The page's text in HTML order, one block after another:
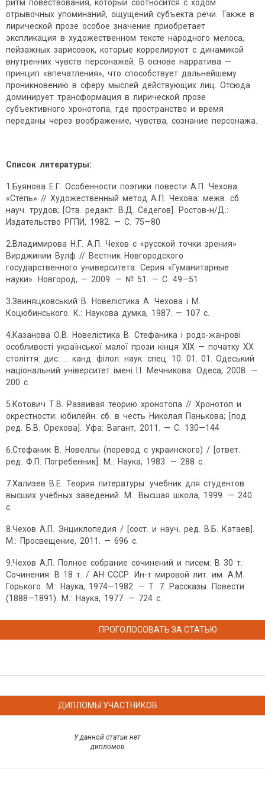
ритм повествования, который соотносится с ходом
отрывочных упоминаний, ощущений субъекта речи. Также в
лирической прозе особое значение приобретает
экспликация в художественном тексте народного мелоса,
пейзажных зарисовок, которые коррелируют с динамикой
внутренних чувств персонажей. В основе нарратива —
принцип «впечатления», что способствует дальнейшему
проникновению в сферу мыслей действующих лиц. Отсюда
доминирует трансформация в лирической прозе
субъективного хронотопа, где пространство и время
переданы через воображение, чувства, сознание персонажа.
Список литературы:
1.Буянова Е.Г. Особенности поэтики повести А.П. Чехова
«Степь» // Художественный метод А.П. Чехова: межв. сб.
науч. трудов; [Отв. редакт. В.Д. Седегов]. Ростов-н/Д.:
Издательство РГПИ, 1982. — С. 75—80
2.Владимирова Н.Г. А.П. Чехов с «русской точки зрения»
Вирджинии Вулф // Вестник Новгородского
государственного университета. Серия «Гуманитарные
науки». Новгород, — 2009. — № 51. — С. 49—51
3.Звиняцковський В. Новелістика А. Чехова і М.
Коцюбинського. К.: Наукова думка, 1987. — 107 с.
4.Казанова О.В. Новелістика В. Стефаника і родо-жанрові
особливості української малої прози кінця XIX — початку XX
століття: дис. … канд. філол. наук: спец. 10. 01. 01. Одеський
національний університет імені І.І. Мечникова. Одеса, 2008. —
200 с.
5.Котович Т.В. Развивая теорию хронотопа // Хронотоп и
окрестности: юбилейн. сб. в честь Николая Панькова; [под
ред. Б.В. Орехова]. Уфа: Вагант, 2011. — С. 130—144
6.Стефаник В. Новеллы (перевод с украинского) / [ответ.
ред. Ф.П. Погребенник]. М.: Наука, 1983. — 288 с.
7.Хализев В.Е. Теория литературы: учебник для студентов
высших учебных заведений. М.: Высшая школа, 1999. — 240
с.
8.Чехов А.П. Энциклопедия / [сост. и науч. ред. В.Б. Катаев].
М.: Просвещение, 2011. — 696 с.
9.Чехов А.П. Полное собрание сочинений и писем: В 30 т.
Сочинения: В 18 т. / АН СССР. Ин-т мировой лит. им. А.М.
Горького. М.: Наука, 1974—1982. — Т. 7: Рассказы. Повести
(1888—1891). М.: Наука, 1977. — 724 с.
ПРОГОЛОСОВАТЬ ЗА СТАТЬЮ
ДИПЛОМЫ УЧАСТНИКОВ
У данной статьи нет
дипломов